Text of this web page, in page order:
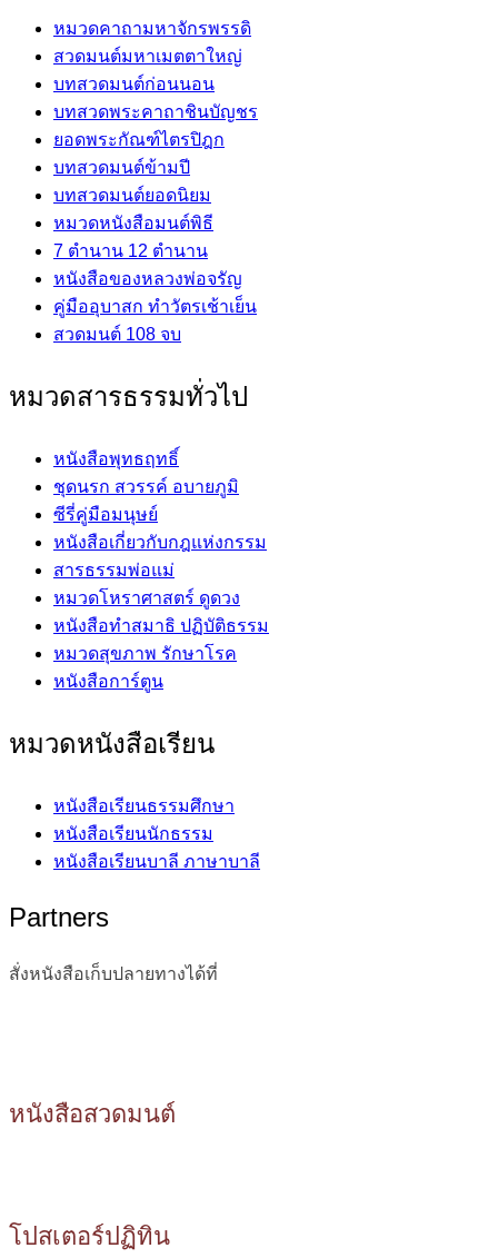
หมวดคาถามหาจักรพรรดิ
สวดมนต์มหาเมตตาใหญ่
บทสวดมนต์ก่อนนอน
บทสวดพระคาถาชินบัญชร
ยอดพระกัณฑ์ไตรปิฎก
บทสวดมนต์ข้ามปี
บทสวดมนต์ยอดนิยม
หมวดหนังสือมนต์พิธี
7 ตำนาน 12 ตำนาน
หนังสือของหลวงพ่อจรัญ
คู่มืออุบาสก ทำวัตรเช้าเย็น
สวดมนต์ 108 จบ
หมวดสารธรรมทั่วไป
หนังสือพุทธฤทธิ์
ชุดนรก สวรรค์ อบายภูมิ
ซีรี่คู่มือมนุษย์
หนังสือเกี่ยวกับกฎแห่งกรรม
สารธรรมพ่อแม่
หมวดโหราศาสตร์ ดูดวง
หนังสือทำสมาธิ ปฏิบัติธรรม
หมวดสุขภาพ รักษาโรค
หนังสือการ์ตูน
หมวดหนังสือเรียน
หนังสือเรียนธรรมศึกษา
หนังสือเรียนนักธรรม
หนังสือเรียนบาลี ภาษาบาลี
Partners
สั่งหนังสือเก็บปลายทางได้ที่
หนังสือสวดมนต์
โปสเตอร์ปฏิทิน